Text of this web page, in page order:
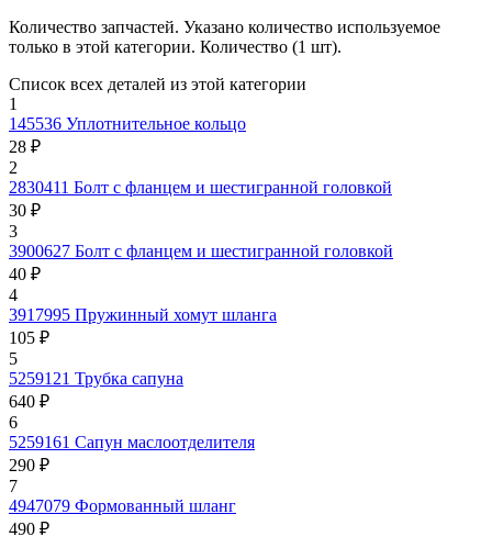
Количество запчастей. Указано количество используемое
только в этой категории. Количество (1 шт).
Список всех деталей из этой категории
1
145536 Уплотнительное кольцо
28 ₽
2
2830411 Болт с фланцем и шестигранной головкой
30 ₽
3
3900627 Болт с фланцем и шестигранной головкой
40 ₽
4
3917995 Пружинный хомут шланга
105 ₽
5
5259121 Трубка сапуна
640 ₽
6
5259161 Сапун маслоотделителя
290 ₽
7
4947079 Формованный шланг
490 ₽